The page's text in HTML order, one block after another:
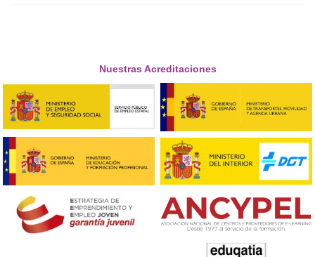
educativa para jóvenes y adultos que quieren
camino educativo o encontrar un primer empleo de
Cada año vemos como este tipo de formación se
respondiendo a las demandadas de la sociedad y
nuevos títulos que cubren las necesidades de sectores
en constante cambio.
En DAC Docencia sabemos que la formación profesional
responde a las demandas de la sociedad y nos
formar a futuros profesionales.
Y recuerda que… ¡las personas mejor cualificadas tienen
mayores oportunidades laborales!